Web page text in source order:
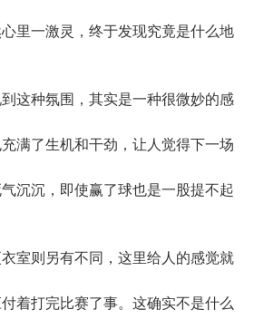
里一激灵，终于发现究竟是什么地
种氛围，其实是一种很微妙的感
满了生机和干劲，让人觉得下一场
沉沉，即使赢了球也是一股提不起
则另有不同，这里给人的感觉就
着打完比赛了事。这确实不是什么